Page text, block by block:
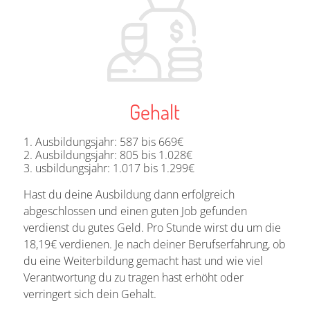
Gehalt
Ausbildungsjahr: 587 bis 669€
Ausbildungsjahr: 805 bis 1.028€
usbildungsjahr: 1.017 bis 1.299€
Hast du deine Ausbildung dann erfolgreich
abgeschlossen und einen guten Job gefunden
verdienst du gutes Geld. Pro Stunde wirst du um die
18,19€ verdienen. Je nach deiner Berufserfahrung, ob
du eine Weiterbildung gemacht hast und wie viel
Verantwortung du zu tragen hast erhöht oder
verringert sich dein Gehalt.